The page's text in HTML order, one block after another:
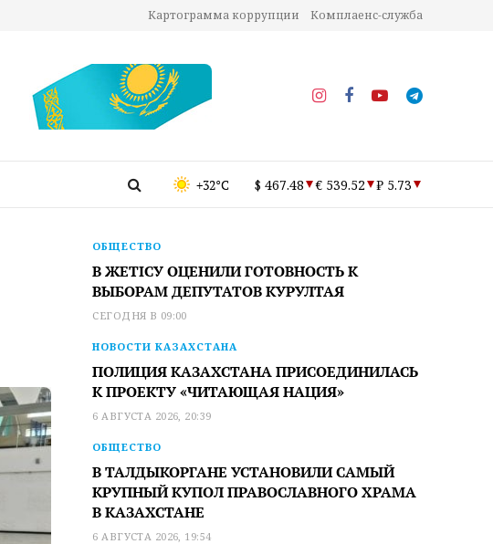
Картограмма коррупции Комплаенс-служба
+32°C $ 467.48 € 539.52 ₽ 5.73
ОБЩЕСТВО
В ЖЕТІСУ ОЦЕНИЛИ ГОТОВНОСТЬ К
ВЫБОРАМ ДЕПУТАТОВ КУРУЛТАЯ
СЕГОДНЯ В 09:00
НОВОСТИ КАЗАХСТАНА
ПОЛИЦИЯ КАЗАХСТАНА ПРИСОЕДИНИЛАСЬ
К ПРОЕКТУ «ЧИТАЮЩАЯ НАЦИЯ»
6 АВГУСТА 2026, 20:39
ОБЩЕСТВО
В ТАЛДЫКОРГАНЕ УСТАНОВИЛИ САМЫЙ
КРУПНЫЙ КУПОЛ ПРАВОСЛАВНОГО ХРАМА
В КАЗАХСТАНЕ
6 АВГУСТА 2026, 19:54